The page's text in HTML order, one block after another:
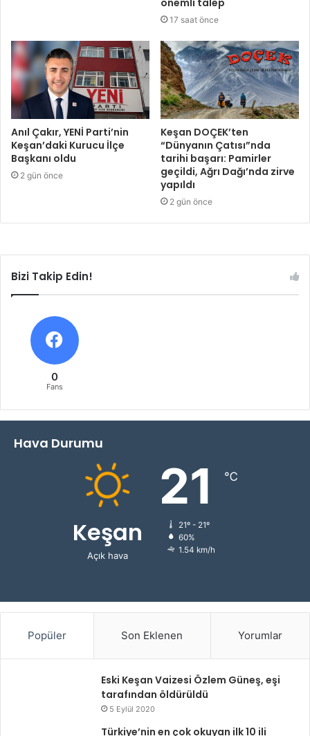
önemli talep
17 saat önce
Anıl Çakır, YENİ Parti’nin
Keşan’daki Kurucu İlçe
Başkanı oldu
2 gün önce
Keşan DOÇEK’ten
“Dünyanın Çatısı”nda
tarihi başarı: Pamirler
geçildi, Ağrı Dağı’nda zirve
yapıldı
2 gün önce
Bizi Takip Edin!
0
Fans
Hava Durumu
Keşan
Açık hava
21 ℃
21º - 21º
60%
1.54 km/h
Popüler Son Eklenen Yorumlar
Eski Keşan Vaizesi Özlem Güneş, eşi
tarafından öldürüldü
5 Eylül 2020
Türkiye’nin en çok okuyan ilk 10 ili